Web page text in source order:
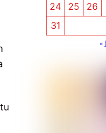
24
25 26
31
«